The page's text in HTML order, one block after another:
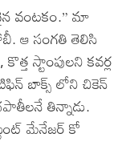
వంటకం.” మా
ఆ సంగతి తెలిసి
స్టాంపులని కవర్ల
బాక్స్ లోని చికెన్
తిన్నాడు.
మేనేజర్ కో